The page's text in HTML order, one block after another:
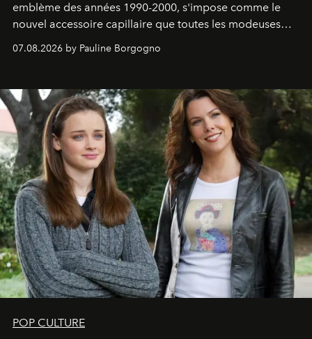
emblème des années 1990-2000, s'impose comme le
nouvel accessoire capillaire que toutes les modeuses
s'arrachent déjà.
07.08.2026 by Pauline Borgogno
POP CULTURE